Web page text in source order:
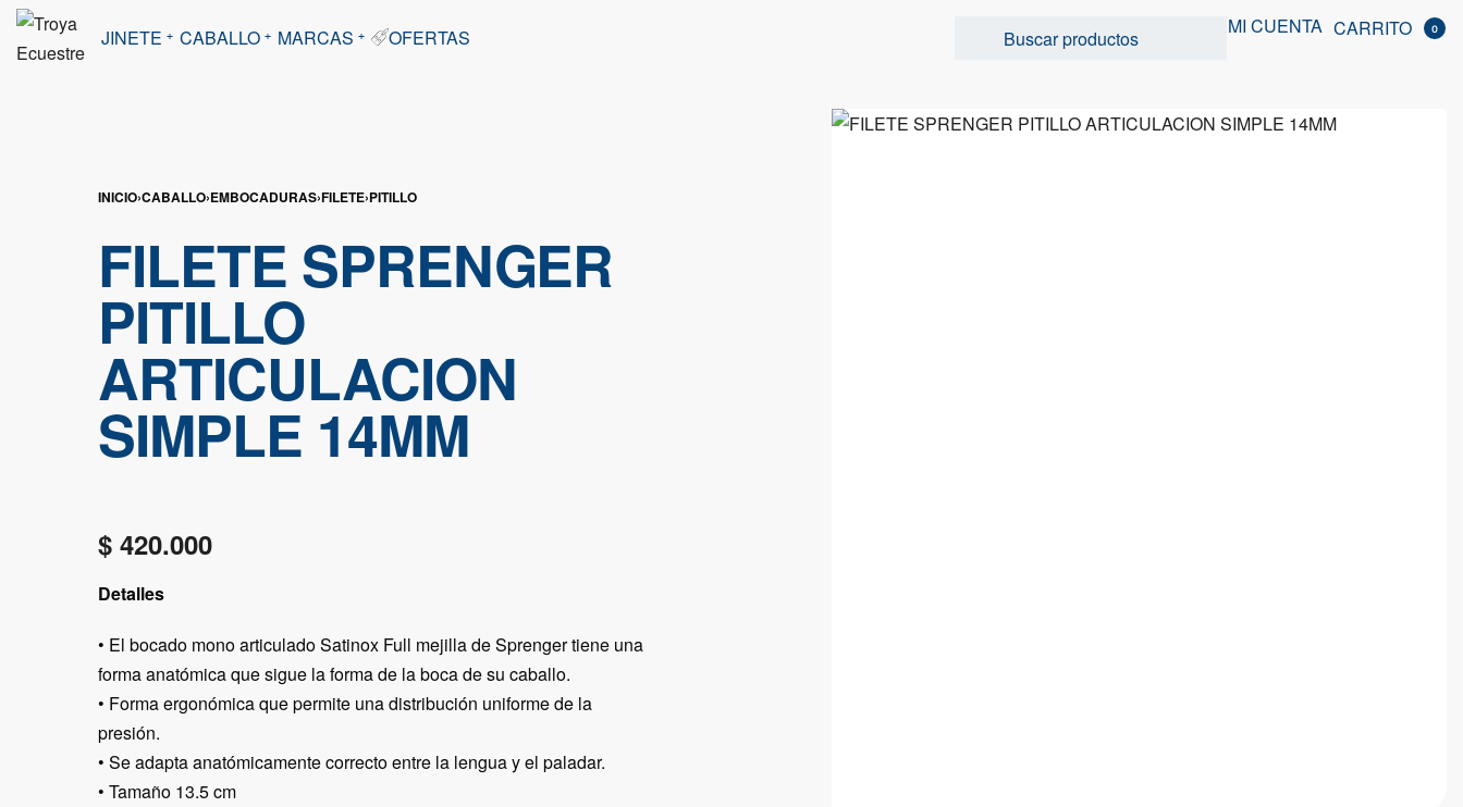
JINETE CABALLO MARCAS OFERTAS MI CUENTA CARRITO 0
INICIO›CABALLO›EMBOCADURAS›FILETE›PITILLO
FILETE SPRENGER
PITILLO
ARTICULACION
SIMPLE 14MM
$ 420.000
Detalles
• El bocado mono articulado Satinox Full mejilla de Sprenger tiene una
forma anatómica que sigue la forma de la boca de su caballo.
• Forma ergonómica que permite una distribución uniforme de la
presión.
• Se adapta anatómicamente correcto entre la lengua y el paladar.
• Tamaño 13.5 cm